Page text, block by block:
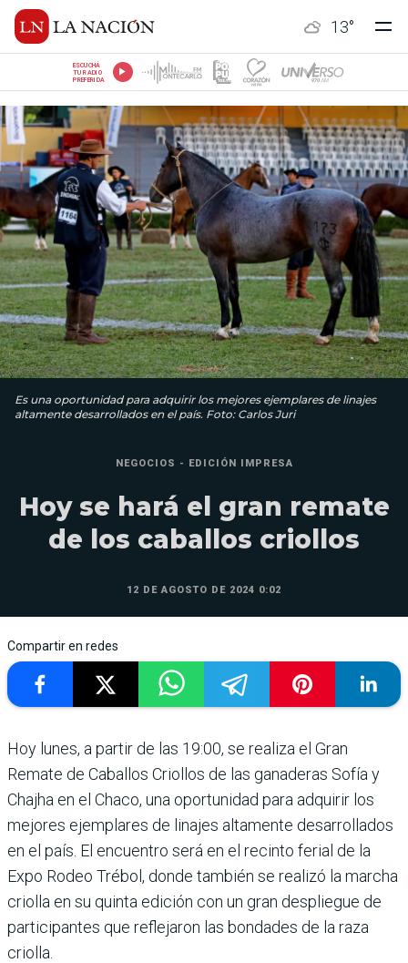
13°
ESCUCHÁ
TU RADIO
PREFERIDA
Es una oportunidad para adquirir los mejores ejemplares de linajes
altamente desarrollados en el país. Foto: Carlos Juri
NEGOCIOS - EDICIÓN IMPRESA
Hoy se hará el gran remate
de los caballos criollos
12 DE AGOSTO DE 2024 0:02
Compartir en redes
Hoy lunes, a partir de las 19:00, se realiza el Gran
Remate de Caballos Criollos de las ganaderas Sofía y
Chajha en el Chaco, una oportunidad para adquirir los
mejores ejemplares de linajes altamente desarrollados
en el país. El encuentro será en el recinto ferial de la
Expo Rodeo Trébol, donde también se realizó la marcha
criolla en su quinta edición con un gran despliegue de
participantes que reflejaron las bondades de la raza
criolla.